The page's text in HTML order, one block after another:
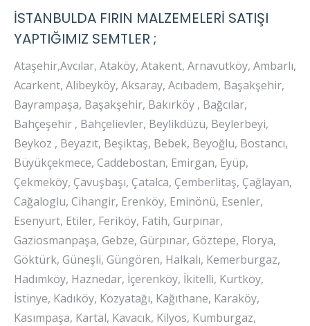
İSTANBULDA FIRIN MALZEMELERİ SATIŞI
YAPTIĞIMIZ SEMTLER ;
Ataşehir,Avcılar, Ataköy, Atakent, Arnavutköy, Ambarlı,
Acarkent, Alibeyköy, Aksaray, Acıbadem, Başakşehir,
Bayrampaşa, Başakşehir, Bakırköy , Bağcılar,
Bahçeşehir , Bahçelievler, Beylikdüzü, Beylerbeyi,
Beykoz , Beyazıt, Beşiktaş, Bebek, Beyoğlu, Bostancı,
Büyükçekmece, Caddebostan, Emirgan, Eyüp,
Çekmeköy, Çavuşbaşı, Çatalca, Çemberlitaş, Çağlayan,
Cağaloglu, Cihangir, Erenköy, Eminönü, Esenler,
Esenyurt, Etiler, Feriköy, Fatih, Gürpınar,
Gaziosmanpaşa, Gebze, Gürpınar, Göztepe, Florya,
Göktürk, Güneşli, Güngören, Halkalı, Kemerburgaz,
Hadımköy, Haznedar, İçerenköy, İkitelli, Kurtköy,
İstinye, Kadıköy, Kozyatağı, Kağıthane, Karaköy,
Kasımpaşa, Kartal, Kavacık, Kilyos, Kumburgaz,